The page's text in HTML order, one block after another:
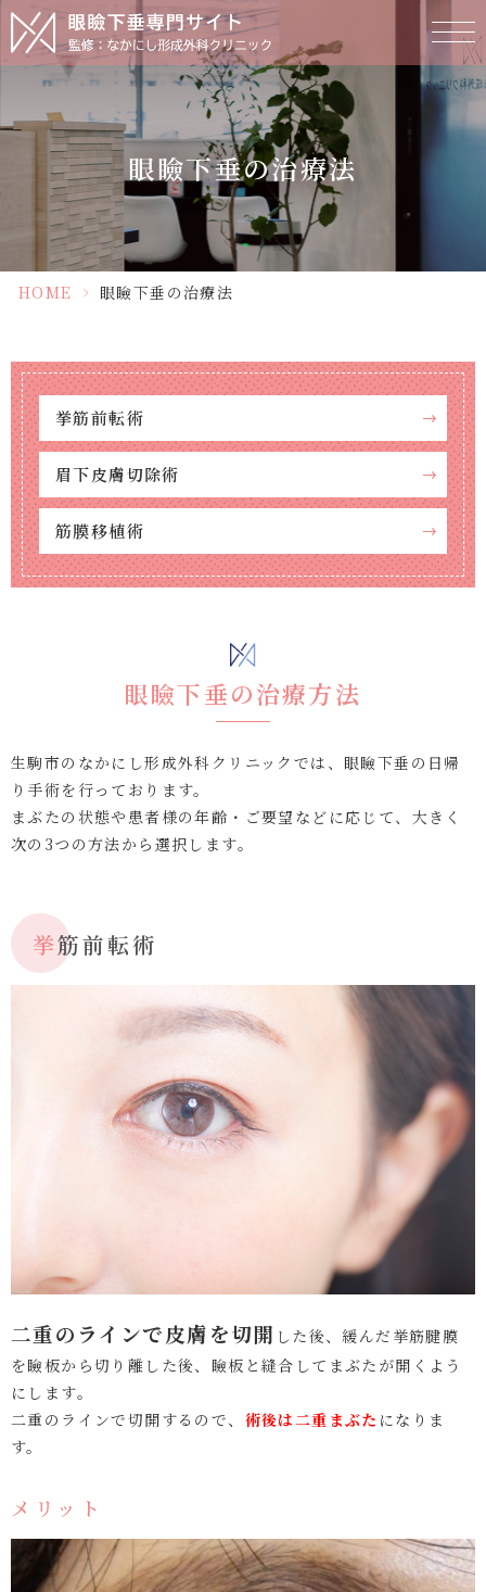
眼瞼下垂の治療法
HOME > 眼瞼下垂の治療法
挙筋前転術
眉下皮膚切除術
筋膜移植術
眼瞼下垂の治療方法
生駒市のなかにし形成外科クリニックでは、眼瞼下垂の日帰
り手術を行っております。
まぶたの状態や患者様の年齢・ご要望などに応じて、大きく
次の3つの方法から選択します。
挙筋前転術
二重のラインで皮膚を切開 した後、緩んだ挙筋腱膜
を瞼板から切り離した後、瞼板と縫合してまぶたが開くよう
にします。
二重のラインで切開するので、 術後は二重まぶた になりま
す。
メリット